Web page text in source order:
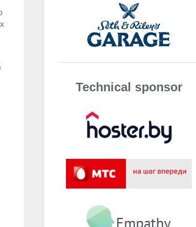
Technical sponsor